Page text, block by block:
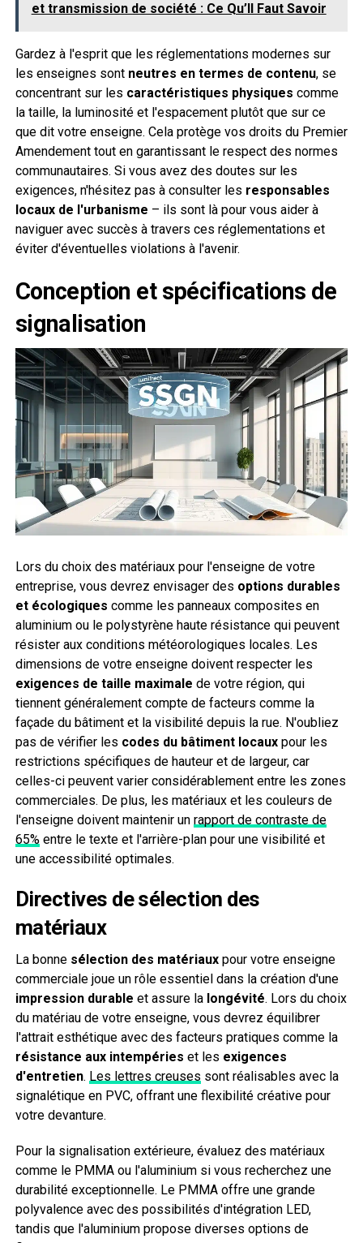
et transmission de société : Ce Qu’Il Faut Savoir
Gardez à l'esprit que les réglementations modernes sur
les enseignes sont neutres en termes de contenu, se
concentrant sur les caractéristiques physiques comme
la taille, la luminosité et l'espacement plutôt que sur ce
que dit votre enseigne. Cela protège vos droits du Premier
Amendement tout en garantissant le respect des normes
communautaires. Si vous avez des doutes sur les
exigences, n'hésitez pas à consulter les responsables
locaux de l'urbanisme – ils sont là pour vous aider à
naviguer avec succès à travers ces réglementations et
éviter d'éventuelles violations à l'avenir.
Conception et spécifications de
signalisation
Lors du choix des matériaux pour l'enseigne de votre
entreprise, vous devrez envisager des options durables
et écologiques comme les panneaux composites en
aluminium ou le polystyrène haute résistance qui peuvent
résister aux conditions météorologiques locales. Les
dimensions de votre enseigne doivent respecter les
exigences de taille maximale de votre région, qui
tiennent généralement compte de facteurs comme la
façade du bâtiment et la visibilité depuis la rue. N'oubliez
pas de vérifier les codes du bâtiment locauxpour les
restrictions spécifiques de hauteur et de largeur, car
celles-ci peuvent varier considérablement entre les zones
commerciales. De plus, les matériaux et les couleurs de
l'enseigne doivent maintenir un rapport de contraste de
65%entre le texte et l'arrière-plan pour une visibilité et
une accessibilité optimales.
Directives de sélection des
matériaux
La bonne sélection des matériauxpour votre enseigne
commerciale joue un rôle essentiel dans la création d'une
impression durable et assure la longévité. Lors du choix
du matériau de votre enseigne, vous devrez équilibrer
l'attrait esthétique avec des facteurs pratiques comme la
résistance aux intempéries et les exigences
d'entretien. Les lettres creuses sont réalisables avec la
signalétique en PVC, offrant une flexibilité créative pour
votre devanture.
Pour la signalisation extérieure, évaluez des matériaux
comme le PMMA ou l'aluminium si vous recherchez une
durabilité exceptionnelle. Le PMMA offre une grande
polyvalence avec des possibilités d'intégration LED,
tandis que l'aluminium propose diverses options de